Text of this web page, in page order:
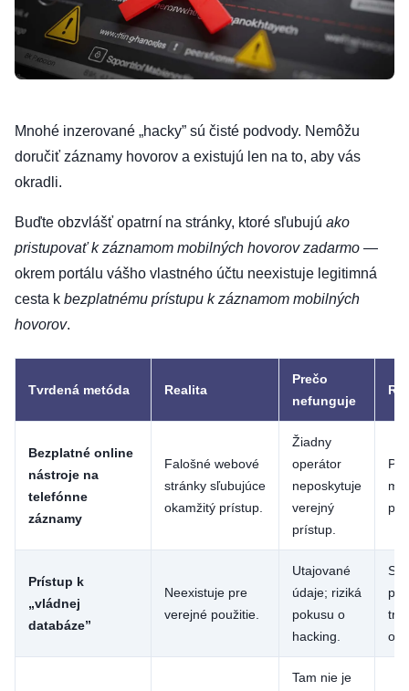
Mnohé inzerované „hacky” sú čisté podvody. Nemôžu
doručiť záznamy hovorov a existujú len na to, aby vás
okradli.
Buďte obzvlášť opatrní na stránky, ktoré sľubujú ako
pristupovať k záznamom mobilných hovorov zadarmo —
okrem portálu vášho vlastného účtu neexistuje legitimná
cesta k bezplatnému prístupu k záznamom mobilných
hovorov.
Tvrdená metóda Realita
Prečo
nefunguje
Bezplatné online
nástroje na
telefónne
záznamy
Falošné webové
stránky sľubujúce
okamžitý prístup.
Žiadny
operátor
neposkytuje
verejný
prístup.
Prístup k
„vládnej
databáze”
Neexistuje pre
verejné použitie.
Utajované
údaje; riziká
pokusu o
hacking.
Tam nie je